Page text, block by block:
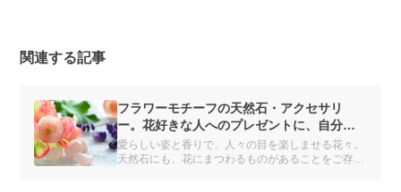
関連する記事
フラワーモチーフの天然石・アクセサリ
ー。花好きな人へのプレゼントに、自分へ
のご褒美に
愛らしい姿と香りで、人々の目を楽しませる花々。
天然石にも、花にまつわるものがあることをご存じ